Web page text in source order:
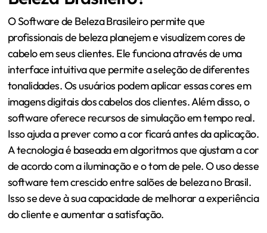
O Software de Beleza Brasileiro permite que
profissionais de beleza planejem e visualizem cores de
cabelo em seus clientes. Ele funciona através de uma
interface intuitiva que permite a seleção de diferentes
tonalidades. Os usuários podem aplicar essas cores em
imagens digitais dos cabelos dos clientes. Além disso, o
software oferece recursos de simulação em tempo real.
Isso ajuda a prever como a cor ficará antes da aplicação.
A tecnologia é baseada em algoritmos que ajustam a cor
de acordo com a iluminação e o tom de pele. O uso desse
software tem crescido entre salões de beleza no Brasil.
Isso se deve à sua capacidade de melhorar a experiência
do cliente e aumentar a satisfação.